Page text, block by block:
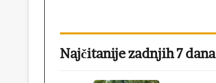
Najčitanije zadnjih 7 dana